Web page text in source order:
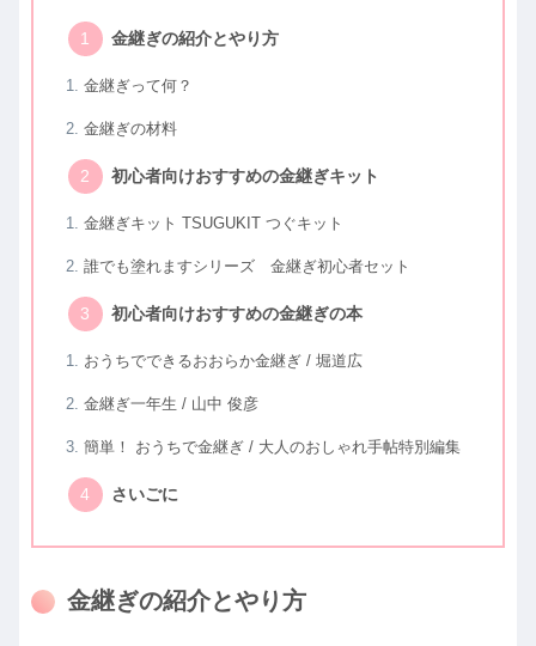
金継ぎの紹介とやり方
金継ぎって何？
金継ぎの材料
初心者向けおすすめの金継ぎキット
金継ぎキット TSUGUKIT つぐキット
誰でも塗れますシリーズ 金継ぎ初心者セット
初心者向けおすすめの金継ぎの本
おうちでできるおおらか金継ぎ / 堀道広
金継ぎ一年生 / 山中 俊彦
簡単！ おうちで金継ぎ / 大人のおしゃれ手帖特別編集
さいごに
金継ぎの紹介とやり方